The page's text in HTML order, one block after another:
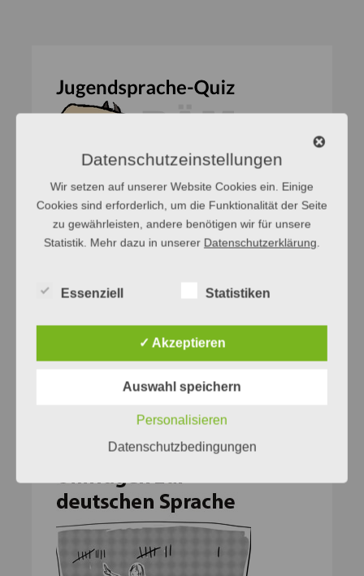
Datenschutzeinstellungen
Wir setzen auf unserer Website Cookies ein. Einige
Cookies sind erforderlich, um die Funktionalität der Seite
zu gewährleisten, andere benötigen wir für unsere
Statistik. Mehr dazu in unserer Datenschutzerklärung.
Essenziell Statistiken
✓ Akzeptieren
Auswahl speichern
Personalisieren
Datenschutzbedingungen